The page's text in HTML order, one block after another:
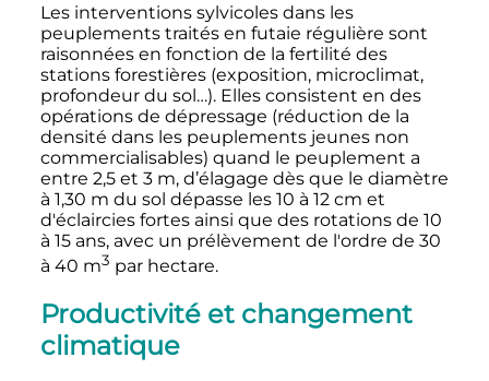
Les interventions sylvicoles dans les
peuplements traités en futaie régulière sont
raisonnées en fonction de la fertilité des
stations forestières (exposition, microclimat,
profondeur du sol…). Elles consistent en des
opérations de dépressage (réduction de la
densité dans les peuplements jeunes non
commercialisables) quand le peuplement a
entre 2,5 et 3 m, d’élagage dès que le diamètre
à 1,30 m du sol dépasse les 10 à 12 cm et
d'éclaircies fortes ainsi que des rotations de 10
à 15 ans, avec un prélèvement de l'ordre de 30
à 40 m3 par hectare.
Productivité et changement
climatique